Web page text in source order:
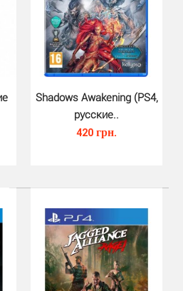
РПГ от Bioware.Anthem для
многопользовательский фу..
Shadows Awakening (PS4,
русские..
420 грн.